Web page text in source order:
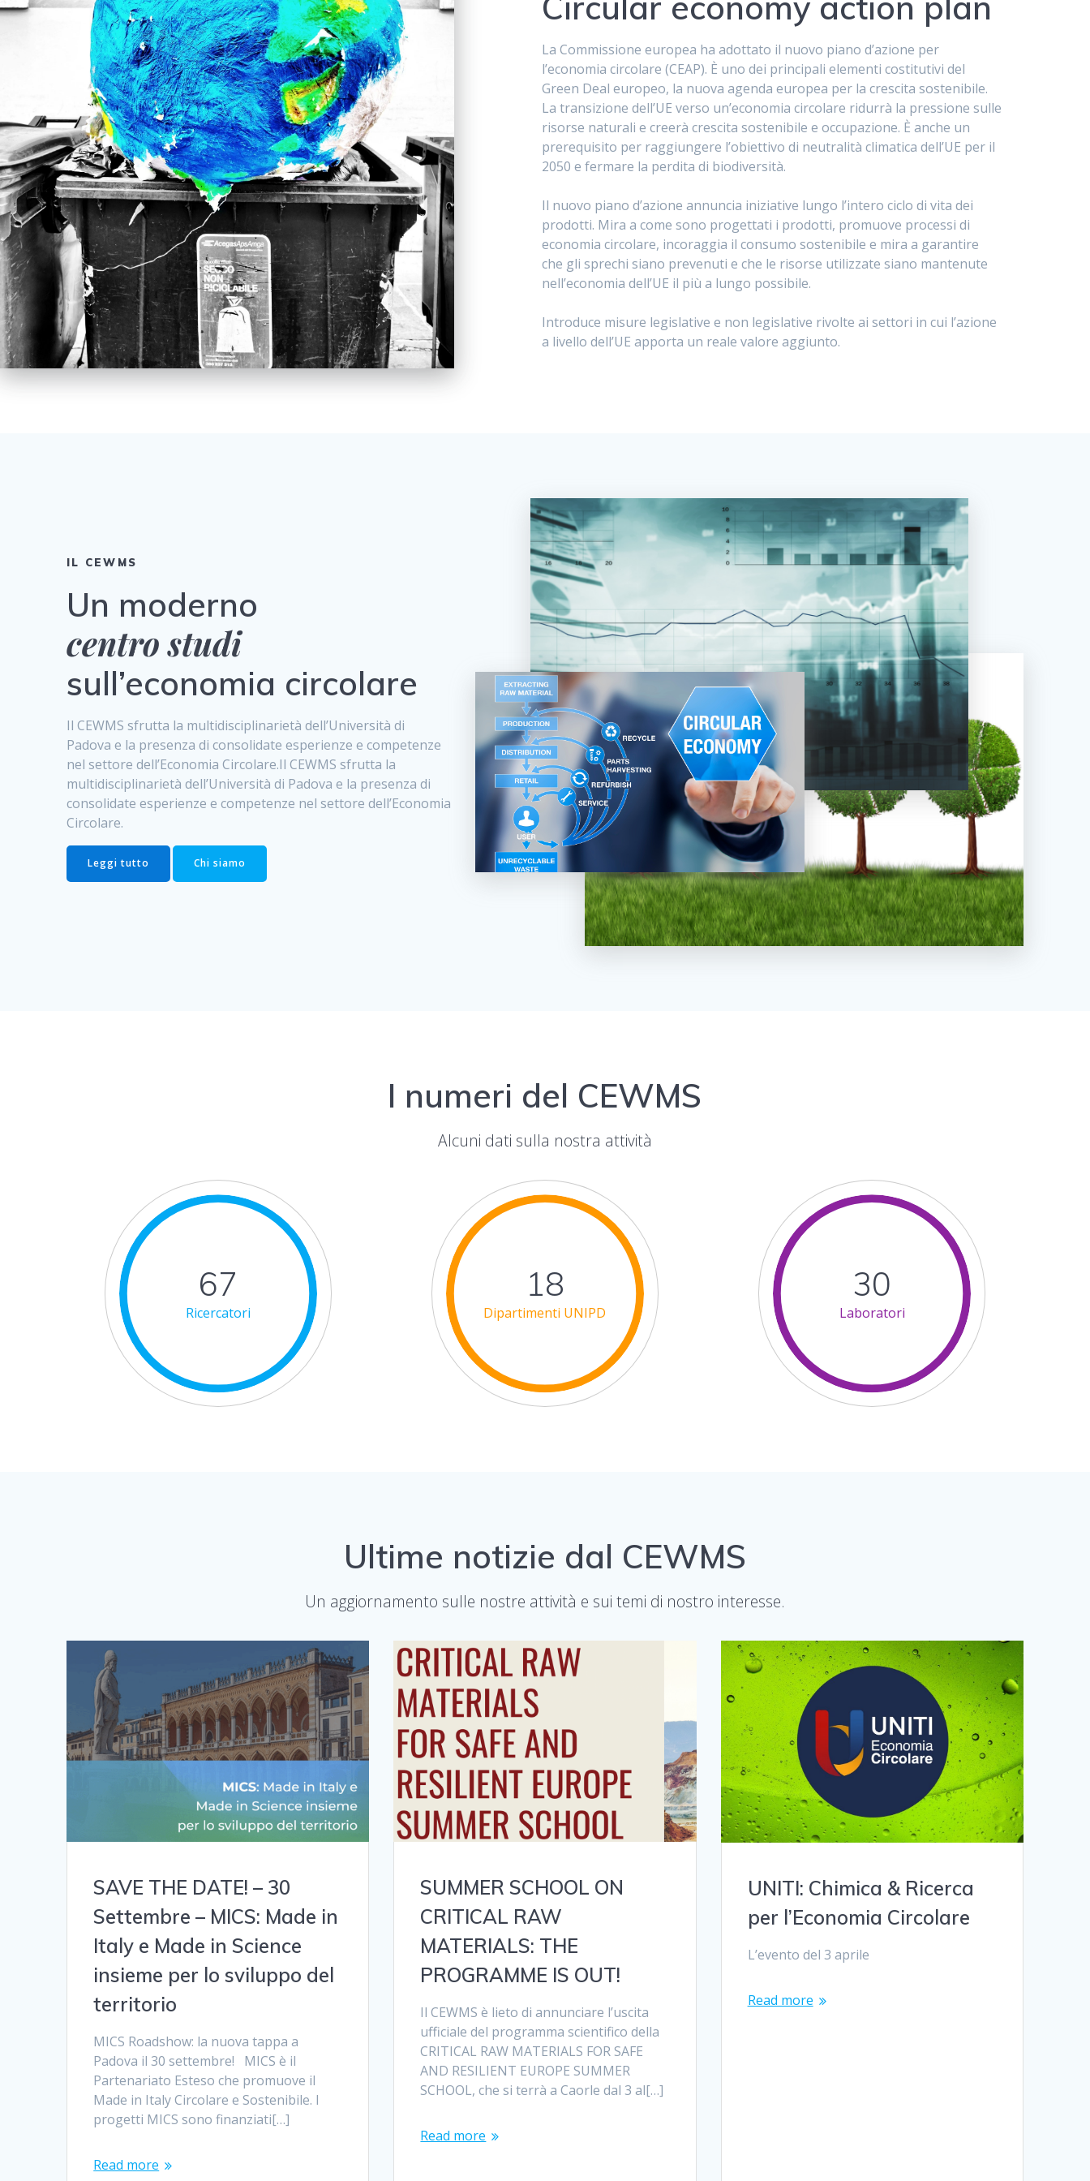
La Commissione europea ha adottato il nuovo piano d’azione per
l’economia circolare (CEAP). È uno dei principali elementi costitutivi del
Green Deal europeo, la nuova agenda europea per la crescita sostenibile.
La transizione dell’UE verso un’economia circolare ridurrà la pressione sulle
risorse naturali e creerà crescita sostenibile e occupazione. È anche un
prerequisito per raggiungere l’obiettivo di neutralità climatica dell’UE per il
2050 e fermare la perdita di biodiversità.
Il nuovo piano d’azione annuncia iniziative lungo l’intero ciclo di vita dei
prodotti. Mira a come sono progettati i prodotti, promuove processi di
economia circolare, incoraggia il consumo sostenibile e mira a garantire
che gli sprechi siano prevenuti e che le risorse utilizzate siano mantenute
nell’economia dell’UE il più a lungo possibile.
Introduce misure legislative e non legislative rivolte ai settori in cui l’azione
a livello dell’UE apporta un reale valore aggiunto.
IL CEWMS
Un moderno
centro studi
sull’economia circolare
Il CEWMS sfrutta la multidisciplinarietà dell’Università di
Padova e la presenza di consolidate esperienze e competenze
nel settore dell’Economia Circolare.Il CEWMS sfrutta la
multidisciplinarietà dell’Università di Padova e la presenza di
consolidate esperienze e competenze nel settore dell’Economia
Circolare.
Leggi tutto Chi siamo
I numeri del CEWMS
Alcuni dati sulla nostra attività
67
Ricercatori
18
Dipartimenti UNIPD
30
Laboratori
Ultime notizie dal CEWMS
Un aggiornamento sulle nostre attività e sui temi di nostro interesse.
SAVE THE DATE! – 30
Settembre – MICS: Made in
Italy e Made in Science
insieme per lo sviluppo del
territorio
MICS Roadshow: la nuova tappa a
Padova il 30 settembre! MICS è il
Partenariato Esteso che promuove il
Made in Italy Circolare e Sostenibile. I
progetti MICS sono finanziati[…]
Read more
SUMMER SCHOOL ON
CRITICAL RAW
MATERIALS: THE
PROGRAMME IS OUT!
Il CEWMS è lieto di annunciare l’uscita
ufficiale del programma scientifico della
CRITICAL RAW MATERIALS FOR SAFE
AND RESILIENT EUROPE SUMMER
SCHOOL, che si terrà a Caorle dal 3 al[…]
Read more
UNITI: Chimica & Ricerca
per l’Economia Circolare
L’evento del 3 aprile
Read more